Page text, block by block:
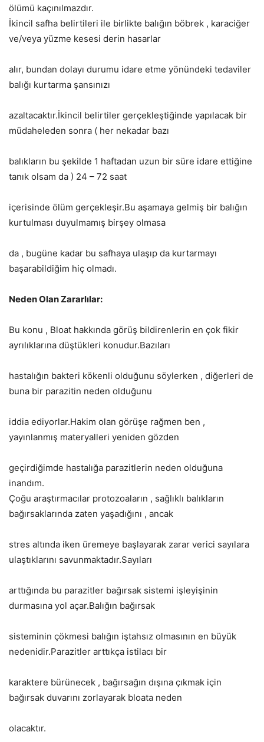
ölümü kaçınılmazdır.
İkincil safha belirtileri ile birlikte balığın böbrek , karaciğer
ve/veya yüzme kesesi derin hasarlar
alır, bundan dolayı durumu idare etme yönündeki tedaviler
balığı kurtarma şansınızı
azaltacaktır.İkincil belirtiler gerçekleştiğinde yapılacak bir
müdaheleden sonra ( her nekadar bazı
balıkların bu şekilde 1 haftadan uzun bir süre idare ettiğine
tanık olsam da ) 24 – 72 saat
içerisinde ölüm gerçekleşir.Bu aşamaya gelmiş bir balığın
kurtulması duyulmamış birşey olmasa
da , bugüne kadar bu safhaya ulaşıp da kurtarmayı
başarabildiğim hiç olmadı.
Neden Olan Zararlılar:
Bu konu , Bloat hakkında görüş bildirenlerin en çok fikir
ayrılıklarına düştükleri konudur.Bazıları
hastalığın bakteri kökenli olduğunu söylerken , diğerleri de
buna bir parazitin neden olduğunu
iddia ediyorlar.Hakim olan görüşe rağmen ben ,
yayınlanmış materyalleri yeniden gözden
geçirdiğimde hastalığa parazitlerin neden olduğuna
inandım.
Çoğu araştırmacılar protozoaların , sağlıklı balıkların
bağırsaklarında zaten yaşadığını , ancak
stres altında iken üremeye başlayarak zarar verici sayılara
ulaştıklarını savunmaktadır.Sayıları
arttığında bu parazitler bağırsak sistemi işleyişinin
durmasına yol açar.Balığın bağırsak
sisteminin çökmesi balığın iştahsız olmasının en büyük
nedenidir.Parazitler arttıkça istilacı bir
karaktere bürünecek , bağırsağın dışına çıkmak için
bağırsak duvarını zorlayarak bloata neden
olacaktır.